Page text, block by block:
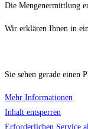
Die Mengenermittlung
Wir erklären Ihnen in
Sie sehen gerade einen
Mehr Informationen
Inhalt entsperren
Erforderlichen Service